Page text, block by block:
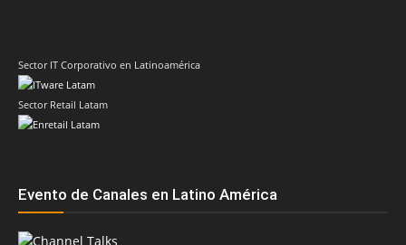
Sector IT Corporativo en Latinoamérica
Sector Retail Latam
Evento de Canales en Latino América